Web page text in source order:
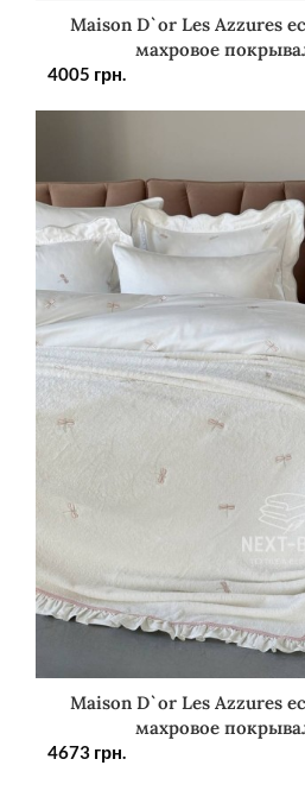
Maison D`or Les Azzures
махровое
4005 грн.
Maison D`or Les Azzures
махровое
4673 грн.